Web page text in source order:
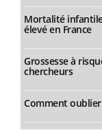
Mortalité
élevé en France
Grossesse à
chercheurs
Comment oublier